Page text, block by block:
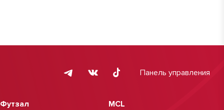
Панель управления
Футзал MCL